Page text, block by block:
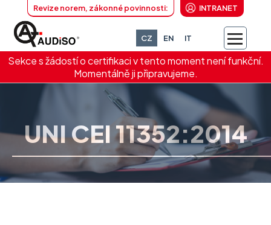
Revize norem, zákonné povinnosti: INTRANET
CZ EN IT
Sekce s žádostí o certifikaci v tento moment není funkční.
Momentálně ji připravujeme.
UNI CEI 11352:2014